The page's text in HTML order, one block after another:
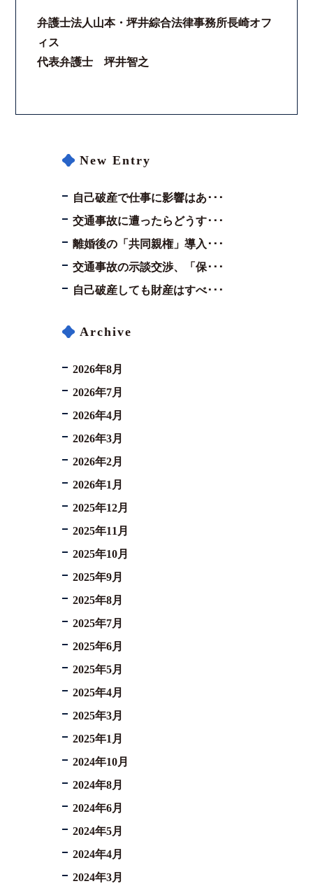
弁護士法人山本・坪井綜合法律事務所長崎オフ
ィス
代表弁護士 坪井智之
New Entry
自己破産で仕事に影響はあ･･･
交通事故に遭ったらどうす･･･
離婚後の「共同親権」導入･･･
交通事故の示談交渉、「保･･･
自己破産しても財産はすべ･･･
Archive
2026年8月
2026年7月
2026年4月
2026年3月
2026年2月
2026年1月
2025年12月
2025年11月
2025年10月
2025年9月
2025年8月
2025年7月
2025年6月
2025年5月
2025年4月
2025年3月
2025年1月
2024年10月
2024年8月
2024年6月
2024年5月
2024年4月
2024年3月